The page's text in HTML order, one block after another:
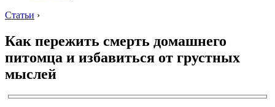
Статьи ›
Как пережить смерть домашнего
питомца и избавиться от грустных
мыслей